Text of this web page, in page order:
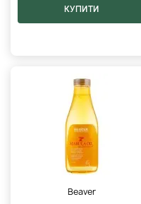
КУПИТИ
Beaver